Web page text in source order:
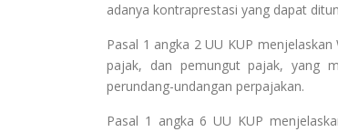
adanya kontraprestasi yang dapat
Pasal 1 angka 2 UU KUP
pajak, dan pemungut pajak, yang
perundang-undangan perpajakan.
Pasal 1 angka 6 UU KUP